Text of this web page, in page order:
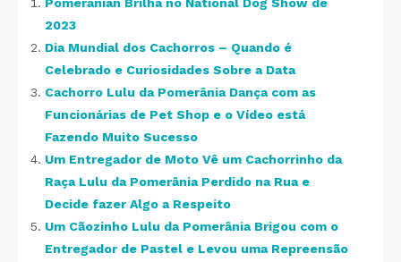
2023
Dia Mundial dos Cachorros – Quando é
Celebrado e Curiosidades Sobre a Data
Cachorro Lulu da Pomerânia Dança com as
Funcionárias de Pet Shop e o Vídeo está
Fazendo Muito Sucesso
Um Entregador de Moto Vê um Cachorrinho da
Raça Lulu da Pomerânia Perdido na Rua e
Decide fazer Algo a Respeito
Um Cãozinho Lulu da Pomerânia Brigou com o
Entregador de Pastel e Levou uma Repreensão